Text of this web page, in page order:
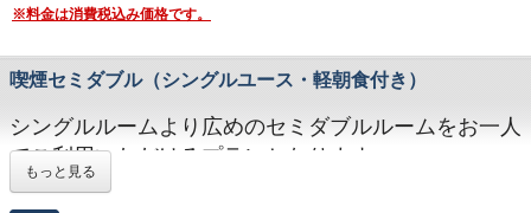
願いします。
●満室の場合でも空きがある場合もございます。お電
●キャンセルにつきましては、ご宿泊開始日を起算と
し以下の通り申し受けます。
・ご宿泊日二日前まで・・・ 無料
※料金は消費税込み価格です。
喫煙セミダブル（シングルユース・軽朝食付き）
シングルルームより広めのセミダブルルームをお一人
でご利用いただけるプランとなります。
●軽朝食付きのプランのみとなります。
もっと見る